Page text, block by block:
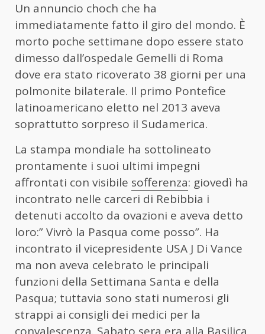
Un annuncio choch che ha
immediatamente fatto il giro del mondo. È
morto poche settimane dopo essere stato
dimesso dall’ospedale Gemelli di Roma
dove era stato ricoverato 38 giorni per una
polmonite bilaterale. Il primo Pontefice
latinoamericano eletto nel 2013 aveva
soprattutto sorpreso il Sudamerica.
La stampa mondiale ha sottolineato
prontamente i suoi ultimi impegni
affrontati con visibile sofferenza: giovedì ha
incontrato nelle carceri di Rebibbia i
detenuti accolto da ovazioni e aveva detto
loro:” Vivrò la Pasqua come posso”. Ha
incontrato il vicepresidente USA J Di Vance
ma non aveva celebrato le principali
funzioni della Settimana Santa e della
Pasqua; tuttavia sono stati numerosi gli
strappi ai consigli dei medici per la